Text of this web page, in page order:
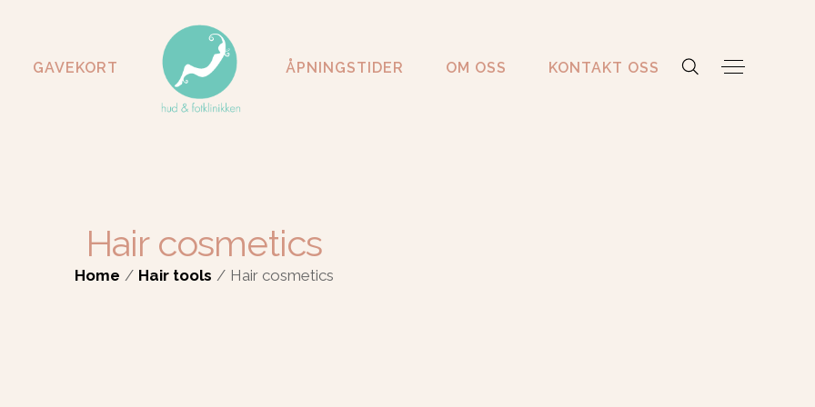
GAVEKORT ÅPNINGSTIDER OM OSS KONTAKT OSS
Hair cosmetics
Home Hair tools Hair cosmetics